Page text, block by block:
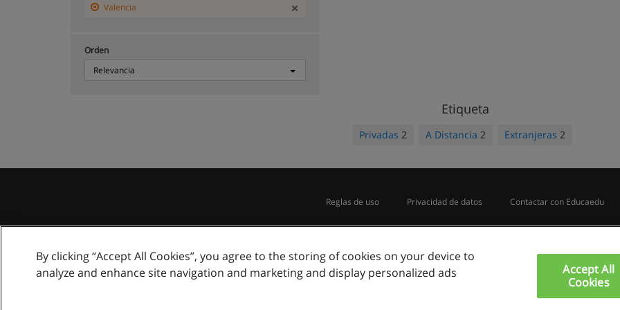
Valencia
Orden
Relevancia
Etiqueta
Privadas 2 A Distancia 2 Extranjeras 2
Reglas de uso Privacidad de datos Contactar con Educaedu
By clicking “Accept All Cookies”, you agree to the storing of cookies on your device to
analyze and enhance site navigation and marketing and display personalized ads
Accept All
Cookies